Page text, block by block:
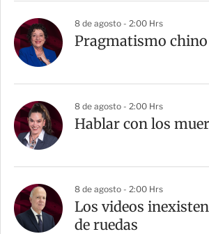
8 de agosto - 2:00 Hrs
Pragmatismo chino
8 de agosto - 2:00 Hrs
Hablar con los
8 de agosto - 2:00 Hrs
Los videos
de ruedas